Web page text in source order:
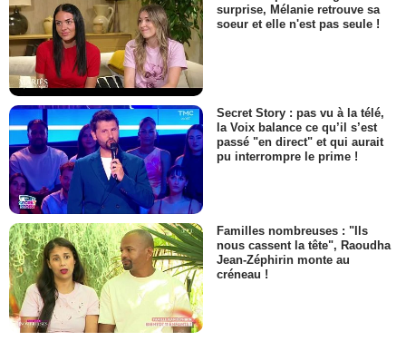
surprise, Mélanie retrouve sa
soeur et elle n'est pas seule !
Secret Story : pas vu à la télé,
la Voix balance ce qu’il s’est
passé "en direct" et qui aurait
pu interrompre le prime !
Familles nombreuses : "Ils
nous cassent la tête", Raoudha
Jean-Zéphirin monte au
créneau !